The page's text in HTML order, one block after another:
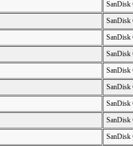
SanDisk
SanDisk
SanDisk
SanDisk
SanDisk
SanDisk
SanDisk
SanDisk
SanDisk